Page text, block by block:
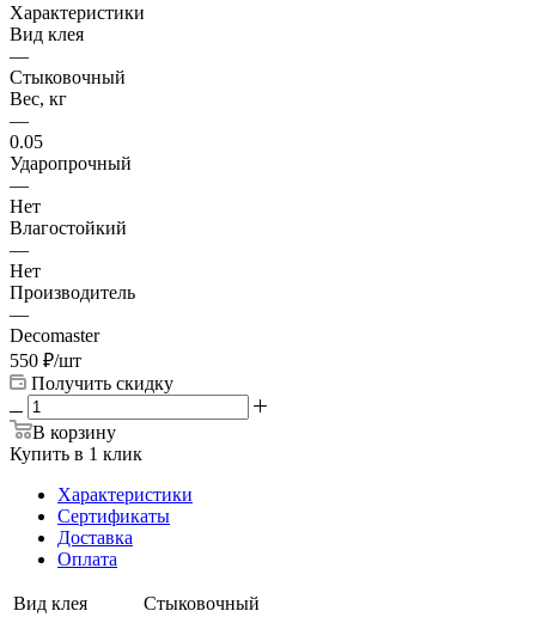
Характеристики
Вид клея
—
Стыковочный
Вес, кг
—
0.05
Ударопрочный
—
Нет
Влагостойкий
—
Нет
Производитель
—
Decomaster
550 ₽/шт
Получить скидку
В корзину
Купить в 1 клик
Характеристики
Сертификаты
Доставка
Оплата
Вид клея
Стыковочный